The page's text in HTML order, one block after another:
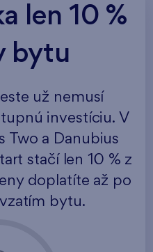
len 10 %
bytu
už nemusí
investíciu. V
Two a Danubius
stačí len 10 % z
doplatíte až po
bytu.